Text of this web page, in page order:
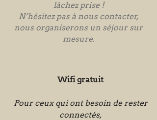
lâchez prise !
N’hésitez pas à nous contacter,
nous organiserons un séjour sur
mesure.
Wifi gratuit
Pour ceux qui ont besoin de rester
connectés,